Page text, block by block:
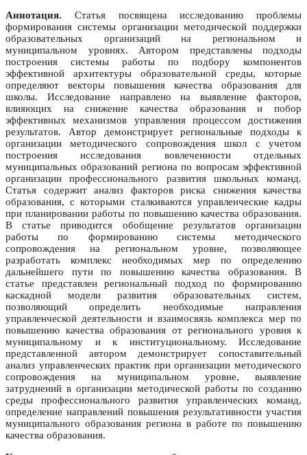
Аннотация. Статья посвящена исследованию проблемы
формирования системы организации методической поддержки
образовательных организаций на региональном и
муниципальном уровнях. Автором представлены подходы
построения системы работы по подбору компонентов
эффективной архитектуры образовательной среды, которые
определяют векторы повышения качества образования для
школы. Исследование направлено на выявление факторов,
влияющих на снижение качества образования и побор
эффективных механизмов управления процессом достижения
результатов. Автор демонстрирует региональные подходы к
организации методического сопровождения школ с учетом
построения исследования вовлеченности отдельных
муниципальных образований региона по вопросам эффективной
организации профессионального развития школьных команд.
Статья содержит анализ факторов риска снижения качества
образования, с которыми сталкиваются управленческие кадры
при планировании работы по повышению качества образования.
В статье приводится обобщение результатов организации
работы по формированию системы методического
сопровождения на региональном уровне, позволяющее
разработать комплекс необходимых мер по определению
дальнейшего пути по повышению качества образования. В
статье представлен региональный подход по формированию
каскадной модели развития образовательных систем,
позволяющий определить необходимые направления
управленческой деятельности и взаимосвязь комплекса мер по
повышению качества образования от регионального уровня к
муниципальному и к институциональному. Исследование
представленной автором демонстрирует сопоставительный
анализ управленческих практик при организации методического
сопровождения на муниципальном уровне, выявление
затруднений в организации методической работы по созданию
среды профессионального развития управленческих команд,
определение направлений повышения результативности участия
муниципального образования региона в работе по повышению
качества образования.